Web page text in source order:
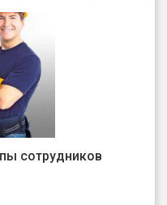
сотрудников